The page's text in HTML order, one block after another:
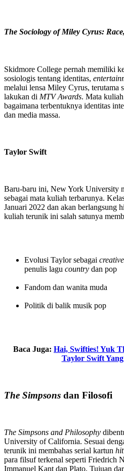
The Sociology of Miley Cyrus:
Skidmore College pernah memiliki
sosiologis tentang identitas,
melalui lensa Miley Cyrus, terutama
lakukan di MTV Awards. Mata
bagaimana terbentuknya identitas
dan media massa.
Taylor Swift
Baru-baru ini, New York University
sebagai mata kuliah terbarunya.
Januari 2022 dan akan berlangsung
kuliah terunik ini salah satunya
Evolusi Taylor sebagai
penulis lagu country dan pop
Fandom dan wanita muda
Politik di balik musik pop
Baca Juga: Hai, Swifties! Yuk
Taylor Swift
The Simpsons dan Filosofi
The Simpsons and Philosophy
University of California. Sesuai
terunik ini membahas serial kartun hit
para filsuf terkenal seperti Friedrich
Immanuel Kant dan Plato. Tujuan